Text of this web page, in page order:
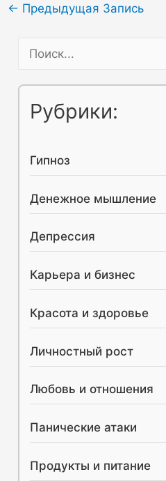
Навигация
записям
← Предыдущая Запись
Рубрики:
Гипноз
Денежное мышление
Депрессия
Карьера и бизнес
Красота и здоровье
Личностный рост
Любовь и отношения
Панические атаки
Продукты и питание